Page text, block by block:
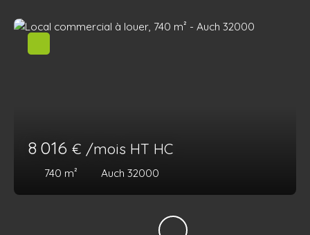
8 016 € /mois HT HC
740 m² Auch 32000